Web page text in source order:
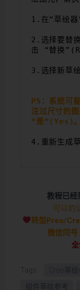
1.在“草绘器
2.选择要替
击 “替换
3.选择新草绘
PS：系统可
注过尺寸的
“是”(Yes)。
4.重新生成
教程已
可以的
转型Preo/
微信同
Tags: